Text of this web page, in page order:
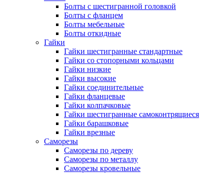
Болты с шестигранной головкой
Болты с фланцем
Болты мебельные
Болты откидные
Гайки
Гайки шестигранные стандартные
Гайки со стопорными кольцами
Гайки низкие
Гайки высокие
Гайки соединительные
Гайки фланцевые
Гайки колпачковые
Гайки шестигранные самоконтрящиеся
Гайки барашковые
Гайки врезные
Саморезы
Саморезы по дереву
Саморезы по металлу
Саморезы кровельные